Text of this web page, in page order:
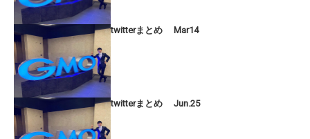
twitterまとめ Mar14
twitterまとめ Jun.25